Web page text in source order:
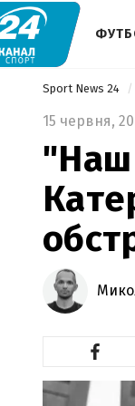
Sport News 24
15 червня,
"Наш